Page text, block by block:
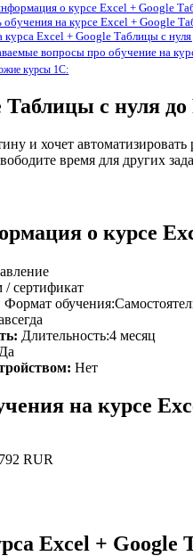
о курсе Excel + Google
обучения на курсе Excel + Google
курса Excel + Google Таблицы с
вопросы про обучение на
курсы 1С:
Таблицы с нуля
и хочет
время для других
о курсе
сертификат
Формат
Длительность:4 месяц
Да
Нет
на курсе
RUR
Excel + Google